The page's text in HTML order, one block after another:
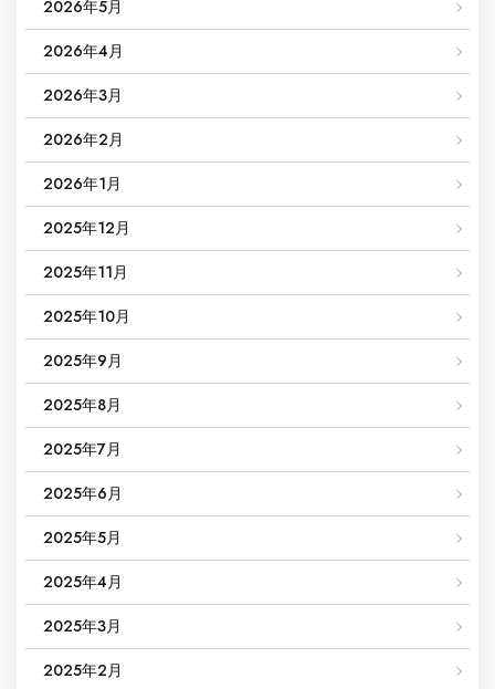
2026年5月
2026年4月
2026年3月
2026年2月
2026年1月
2025年12月
2025年11月
2025年10月
2025年9月
2025年8月
2025年7月
2025年6月
2025年5月
2025年4月
2025年3月
2025年2月